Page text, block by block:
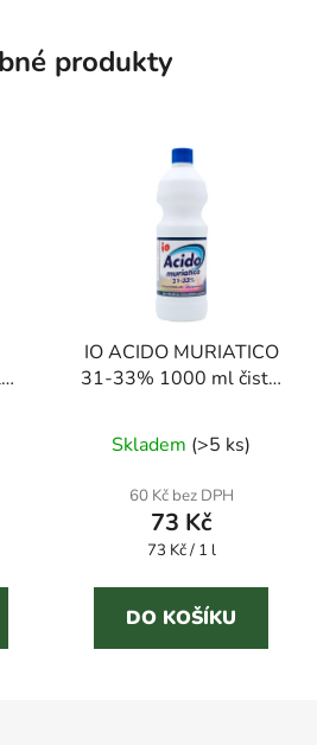
produkty
IO ACIDO MURIATICO
31-33% 1000 ml čistič
hodnocení
produktu
je
4,6
z
5
hvězdiček.
Skladem (>5 ks)
60 Kč bez DPH
73 Kč
Měrná
73 Kč / 1 l
DO KOŠÍKU